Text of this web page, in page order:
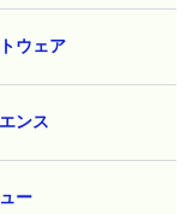
ウェア
ンス
ー